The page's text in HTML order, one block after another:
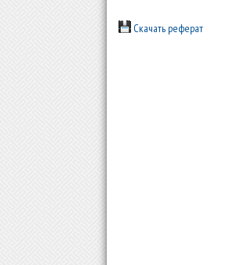
Скачать реферат